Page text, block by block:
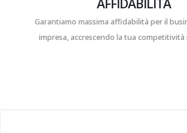
AFFIDABILITÀ
Garantiamo massima affidabilità per il
impresa, accrescendo la tua competitività